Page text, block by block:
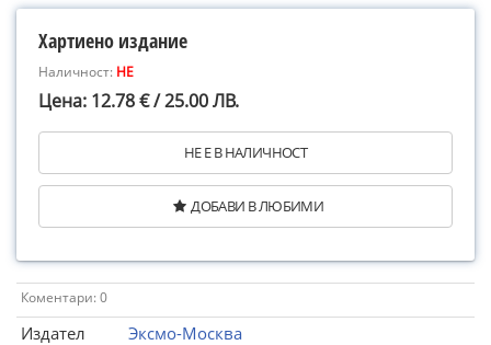
Хартиено издание
Наличност: НЕ
Цена: 12.78 € / 25.00 ЛВ.
НЕ Е В НАЛИЧНОСТ
ДОБАВИ В ЛЮБИМИ
Коментари: 0
Издател
Эксмо-Москва